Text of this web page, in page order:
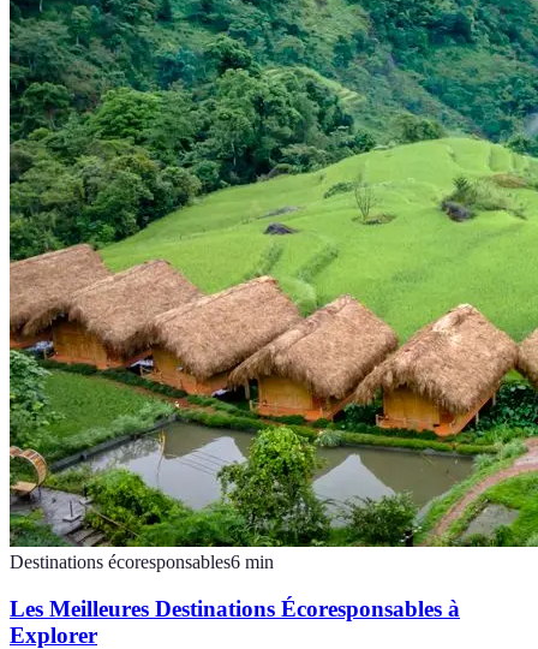
Destinations écoresponsables6 min
Les Meilleures Destinations Écoresponsables à
Explorer